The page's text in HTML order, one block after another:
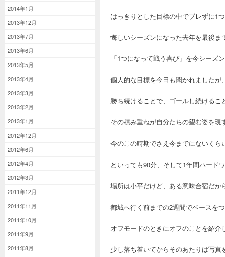
2014年1月
2013年12月
2013年7月
2013年6月
2013年5月
2013年4月
2013年3月
2013年2月
2013年1月
2012年12月
2012年6月
2012年4月
2012年3月
2011年12月
2011年11月
2011年10月
2011年9月
2011年8月
はっきりとした目標の中でブレずに1
悔しいシーズンになった去年を最後
「1つになって戦う喜び」を今シーズ
個人的な目標を今日も聞かれました
勝ち続けることで、ゴールし続ける
その積み重ねが自分たちの望む姿を
今のこの時期でさえ今までにないく
といっても90分、そして1年間ハード
場所は小平だけど、ある意味合宿だか
都城へ行く前までの2週間でベースを
オフモードのときにオフのことを紹
少し落ち着いてからそのあたりは写